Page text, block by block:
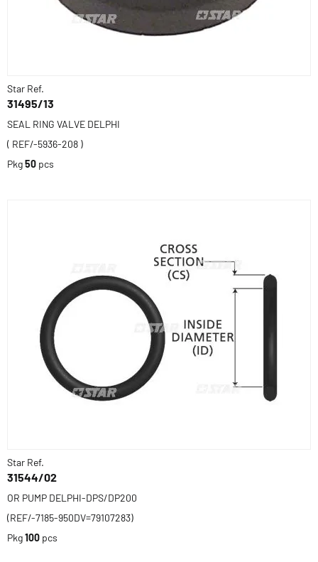
Star Ref.
31495/13
SEAL RING VALVE DELPHI
( REF/-5936-208 )
Pkg50 pcs
Star Ref.
31544/02
OR PUMP DELPHI-DPS/DP200
(REF/-7185-950DV=79107283)
Pkg100 pcs